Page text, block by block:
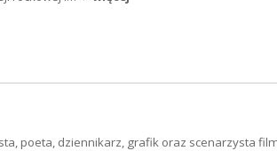
poeta, dziennikarz, grafik oraz scenarzysta